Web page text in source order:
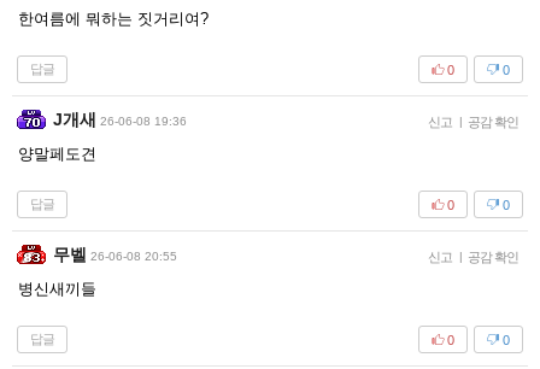
한여름에 뭐하는 짓거리여?
답글 0
0
J개새 26-06-08 19:36 신고 | 공감 확인
양말페도견
답글 0
0
무벨 26-06-08 20:55 신고 | 공감 확인
병신새끼들
답글 0
0